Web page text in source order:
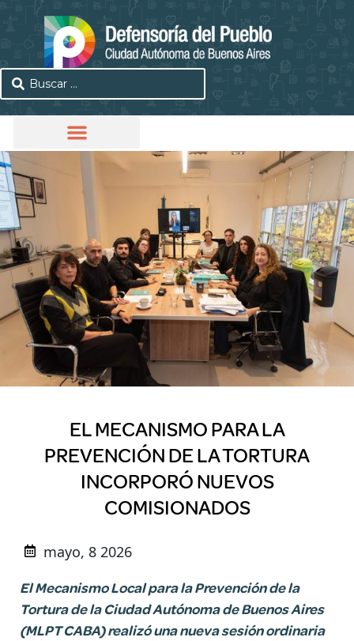
EL MECANISMO PARA LA
PREVENCIÓN DE LA TORTURA
INCORPORÓ NUEVOS
COMISIONADOS
mayo, 8 2026
El Mecanismo Local para la Prevención de la
Tortura de la Ciudad Autónoma de Buenos Aires
(MLPT CABA) realizó una nueva sesión ordinaria